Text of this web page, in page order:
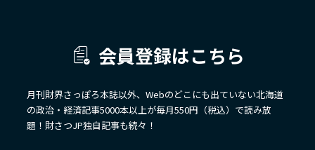
会員登録はこちら
月刊財界さっぽろ本誌以外、Webのどこにも出ていない北海道
の政治・経済記事5000本以上が毎月550円（税込）で読み放
題！財さつJP独自記事も続々！